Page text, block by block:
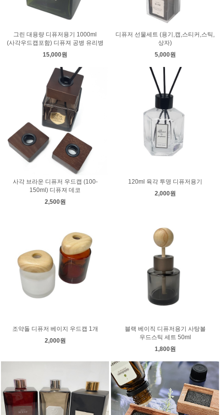
그린 대용량 디퓨저용기 1000ml
(사각우드캡포함) 디퓨져 공병 유리병
15,000원
디퓨저 선물세트 (용기,캡,스티커,스틱,
상자)
5,000원
사각 브라운 디퓨저 우드캡 (100-
150ml) 디퓨져 데코
2,500원
120ml 육각 투명 디퓨저용기
2,000원
조약돌 디퓨저 베이지 우드캡 1개
2,000원
블랙 베이직 디퓨저용기 사탕볼
우드스틱 세트 50ml
1,800원